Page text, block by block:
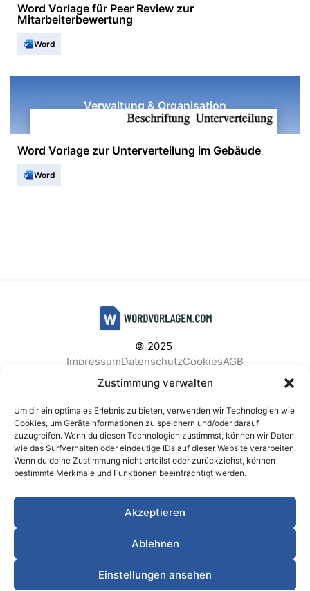
Zustimmung verwalten
Um dir ein optimales Erlebnis zu bieten, verwenden wir Technologien wie
Cookies, um Geräteinformationen zu speichern und/oder darauf
zuzugreifen. Wenn du diesen Technologien zustimmst, können wir Daten
wie das Surfverhalten oder eindeutige IDs auf dieser Website verarbeiten.
Wenn du deine Zustimmung nicht erteilst oder zurückziehst, können
bestimmte Merkmale und Funktionen beeinträchtigt werden.
Akzeptieren
Ablehnen
Einstellungen ansehen
Word Vorlage für Peer Review zur
Mitarbeiterbewertung
Word
Verwaltung & Organisation
Word Vorlage zur Unterverteilung im Gebäude
Word
© 2025
ImpressumDatenschutzCookiesAGB
Facebook
Instagram
BELIEBTE KATEGORIEN
Berichte & Analysen Business
Einkauf & Beschaffung
Gesundheit & Vorsorge
Meetings & Protokolle
Personal & HR
Planung & Strategie
Privat
Produktion & Logistik Projektmanagement